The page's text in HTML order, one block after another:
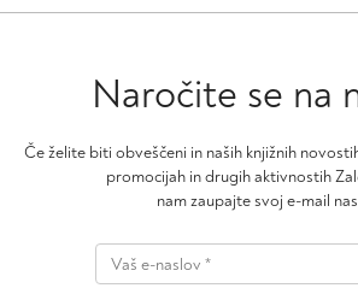
Naročite se na
Če želite biti obveščeni in naših knjižnih
promocijah in drugih aktivnostih
nam zaupajte svoj e-mail